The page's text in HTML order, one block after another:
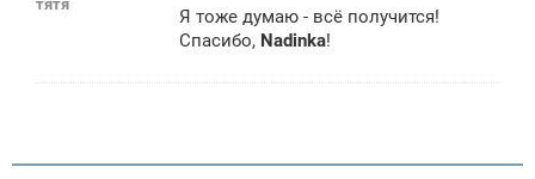
тятя
б
щ
Я тоже думаю - всё получится!
Спасибо, Nadinka!